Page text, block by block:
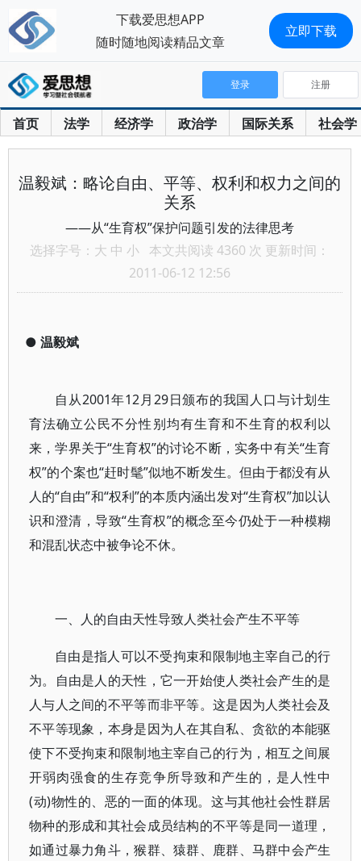
首页 法学 经济学 政治学 国际关系 社会学
登录 注册
温毅斌：略论自由、平等、权利和权力之间的
关系
——从“生育权”保护问题引发的法律思考
选择字号： 大 中 小 本文共阅读 4360 次 更新时间：
2011-06-12 12:56
● 温毅斌
自从2001年12月29日颁布的我国人口与计划生
育法确立公民不分性别均有生育和不生育的权利以
来，学界关于“生育权”的讨论不断，实务中有关“生育
权”的个案也“赶时髦”似地不断发生。但由于都没有从
人的“自由”和“权利”的本质内涵出发对“生育权”加以认
识和澄清，导致“生育权”的概念至今仍处于一种模糊
和混乱状态中被争论不休。
一、人的自由天性导致人类社会产生不平等
自由是指人可以不受拘束和限制地主宰自己的行
为。自由是人的天性，它一开始使人类社会产生的是
人与人之间的不平等而非平等。这是因为人类社会及
不平等现象，本身是因为人在其自私、贪欲的本能驱
使下不受拘束和限制地主宰自己的行为，相互之间展
开弱肉强食的生存竞争所导致和产生的，是人性中
(动)物性的、恶的一面的体现。这与其他社会性群居
物种的形成和其社会成员结构的不平等是同一道理，
如通过暴力角斗，猴群、猿群、鹿群、马群中会产生
下载爱思想APP
随时随地阅读精品文章
立即下载